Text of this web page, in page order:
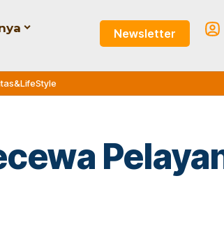
Newsletter